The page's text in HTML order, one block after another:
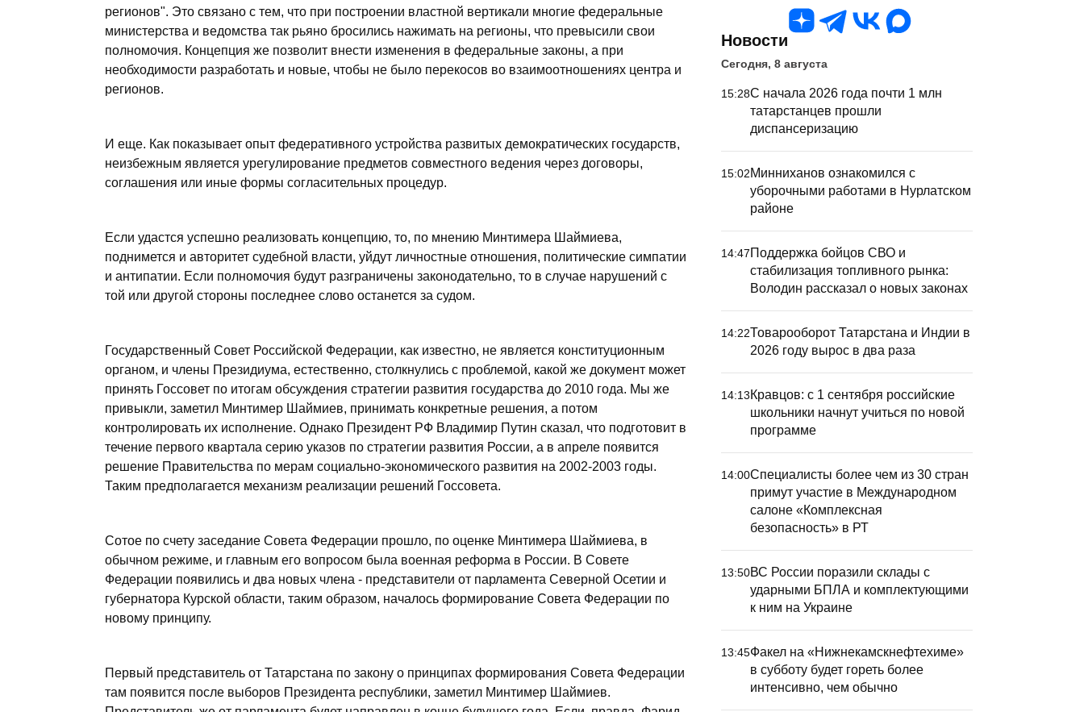
регионов". Это связано с тем, что при построении властной вертикали многие федеральные
министерства и ведомства так рьяно бросились нажимать на регионы, что превысили свои
полномочия. Концепция же позволит внести изменения в федеральные законы, а при
необходимости разработать и новые, чтобы не было перекосов во взаимоотношениях центра и
регионов.
И еще. Как показывает опыт федеративного устройства развитых демократических государств,
неизбежным является урегулирование предметов совместного ведения через договоры,
соглашения или иные формы согласительных процедур.
Если удастся успешно реализовать концепцию, то, по мнению Минтимера Шаймиева,
поднимется и авторитет судебной власти, уйдут личностные отношения, политические симпатии
и антипатии. Если полномочия будут разграничены законодательно, то в случае нарушений с
той или другой стороны последнее слово останется за судом.
Государственный Совет Российской Федерации, как известно, не является конституционным
органом, и члены Президиума, естественно, столкнулись с проблемой, какой же документ может
принять Госсовет по итогам обсуждения стратегии развития государства до 2010 года. Мы же
привыкли, заметил Минтимер Шаймиев, принимать конкретные решения, а потом
контролировать их исполнение. Однако Президент РФ Владимир Путин сказал, что подготовит в
течение первого квартала серию указов по стратегии развития России, а в апреле появится
решение Правительства по мерам социально-экономического развития на 2002-2003 годы.
Таким предполагается механизм реализации решений Госсовета.
Сотое по счету заседание Совета Федерации прошло, по оценке Минтимера Шаймиева, в
обычном режиме, и главным его вопросом была военная реформа в России. В Совете
Федерации появились и два новых члена - представители от парламента Северной Осетии и
губернатора Курской области, таким образом, началось формирование Совета Федерации по
новому принципу.
Первый представитель от Татарстана по закону о принципах формирования Совета Федерации
там появится после выборов Президента республики, заметил Минтимер Шаймиев.
Новости
Сегодня, 8 августа
15:28С начала 2026 года почти 1 млн
татарстанцев прошли
диспансеризацию
15:02Минниханов ознакомился с
уборочными работами в Нурлатском
районе
14:47Поддержка бойцов СВО и
стабилизация топливного рынка:
Володин рассказал о новых законах
14:22Товарооборот Татарстана и Индии в
2026 году вырос в два раза
14:13Кравцов: с 1 сентября российские
школьники начнут учиться по новой
программе
14:00Специалисты более чем из 30 стран
примут участие в Международном
салоне «Комплексная
безопасность» в РТ
13:50ВС России поразили склады с
ударными БПЛА и комплектующими
к ним на Украине
13:45Факел на «Нижнекамскнефтехиме»
в субботу будет гореть более
интенсивно, чем обычно